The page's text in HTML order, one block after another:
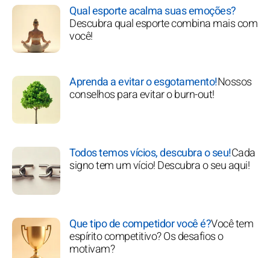
Qual esporte acalma suas emoções?
Descubra qual esporte combina mais com
você!
Aprenda a evitar o esgotamento!Nossos
conselhos para evitar o burn-out!
Todos temos vícios, descubra o seu!Cada
signo tem um vício! Descubra o seu aqui!
Que tipo de competidor você é?Você tem
espírito competitivo? Os desafios o
motivam?